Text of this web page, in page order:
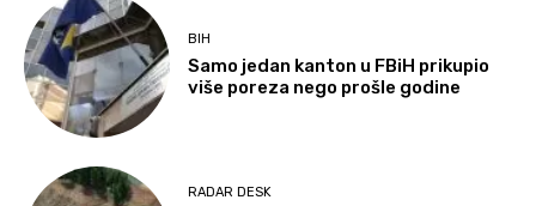
BIH
Samo jedan kanton u FBiH prikupio
više poreza nego prošle godine
RADAR DESK